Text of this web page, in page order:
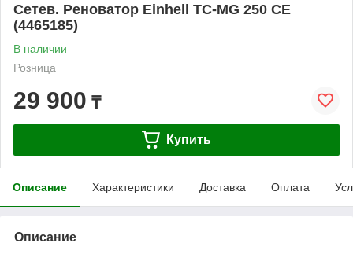
Сетев. Реноватор Einhell TC-MG 250 CE
(4465185)
В наличии
Розница
29 900 ₸
Купить
Описание Характеристики Доставка Оплата
Описание